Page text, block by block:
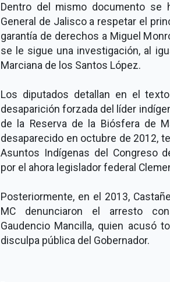
Dentro del mismo documento se
General de Jalisco a respetar el
garantía de derechos a Miguel
se le sigue una investigación, al
Marciana de los Santos López.
Los diputados detallan en el
desaparición forzada del líder
de la Reserva de la Biósfera de
desaparecido en octubre de 2012,
Asuntos Indígenas del Congreso
por el ahora legislador federal
Posteriormente, en el 2013,
MC denunciaron el arresto
Gaudencio Mancilla, quien acusó
disculpa pública del Gobernador.